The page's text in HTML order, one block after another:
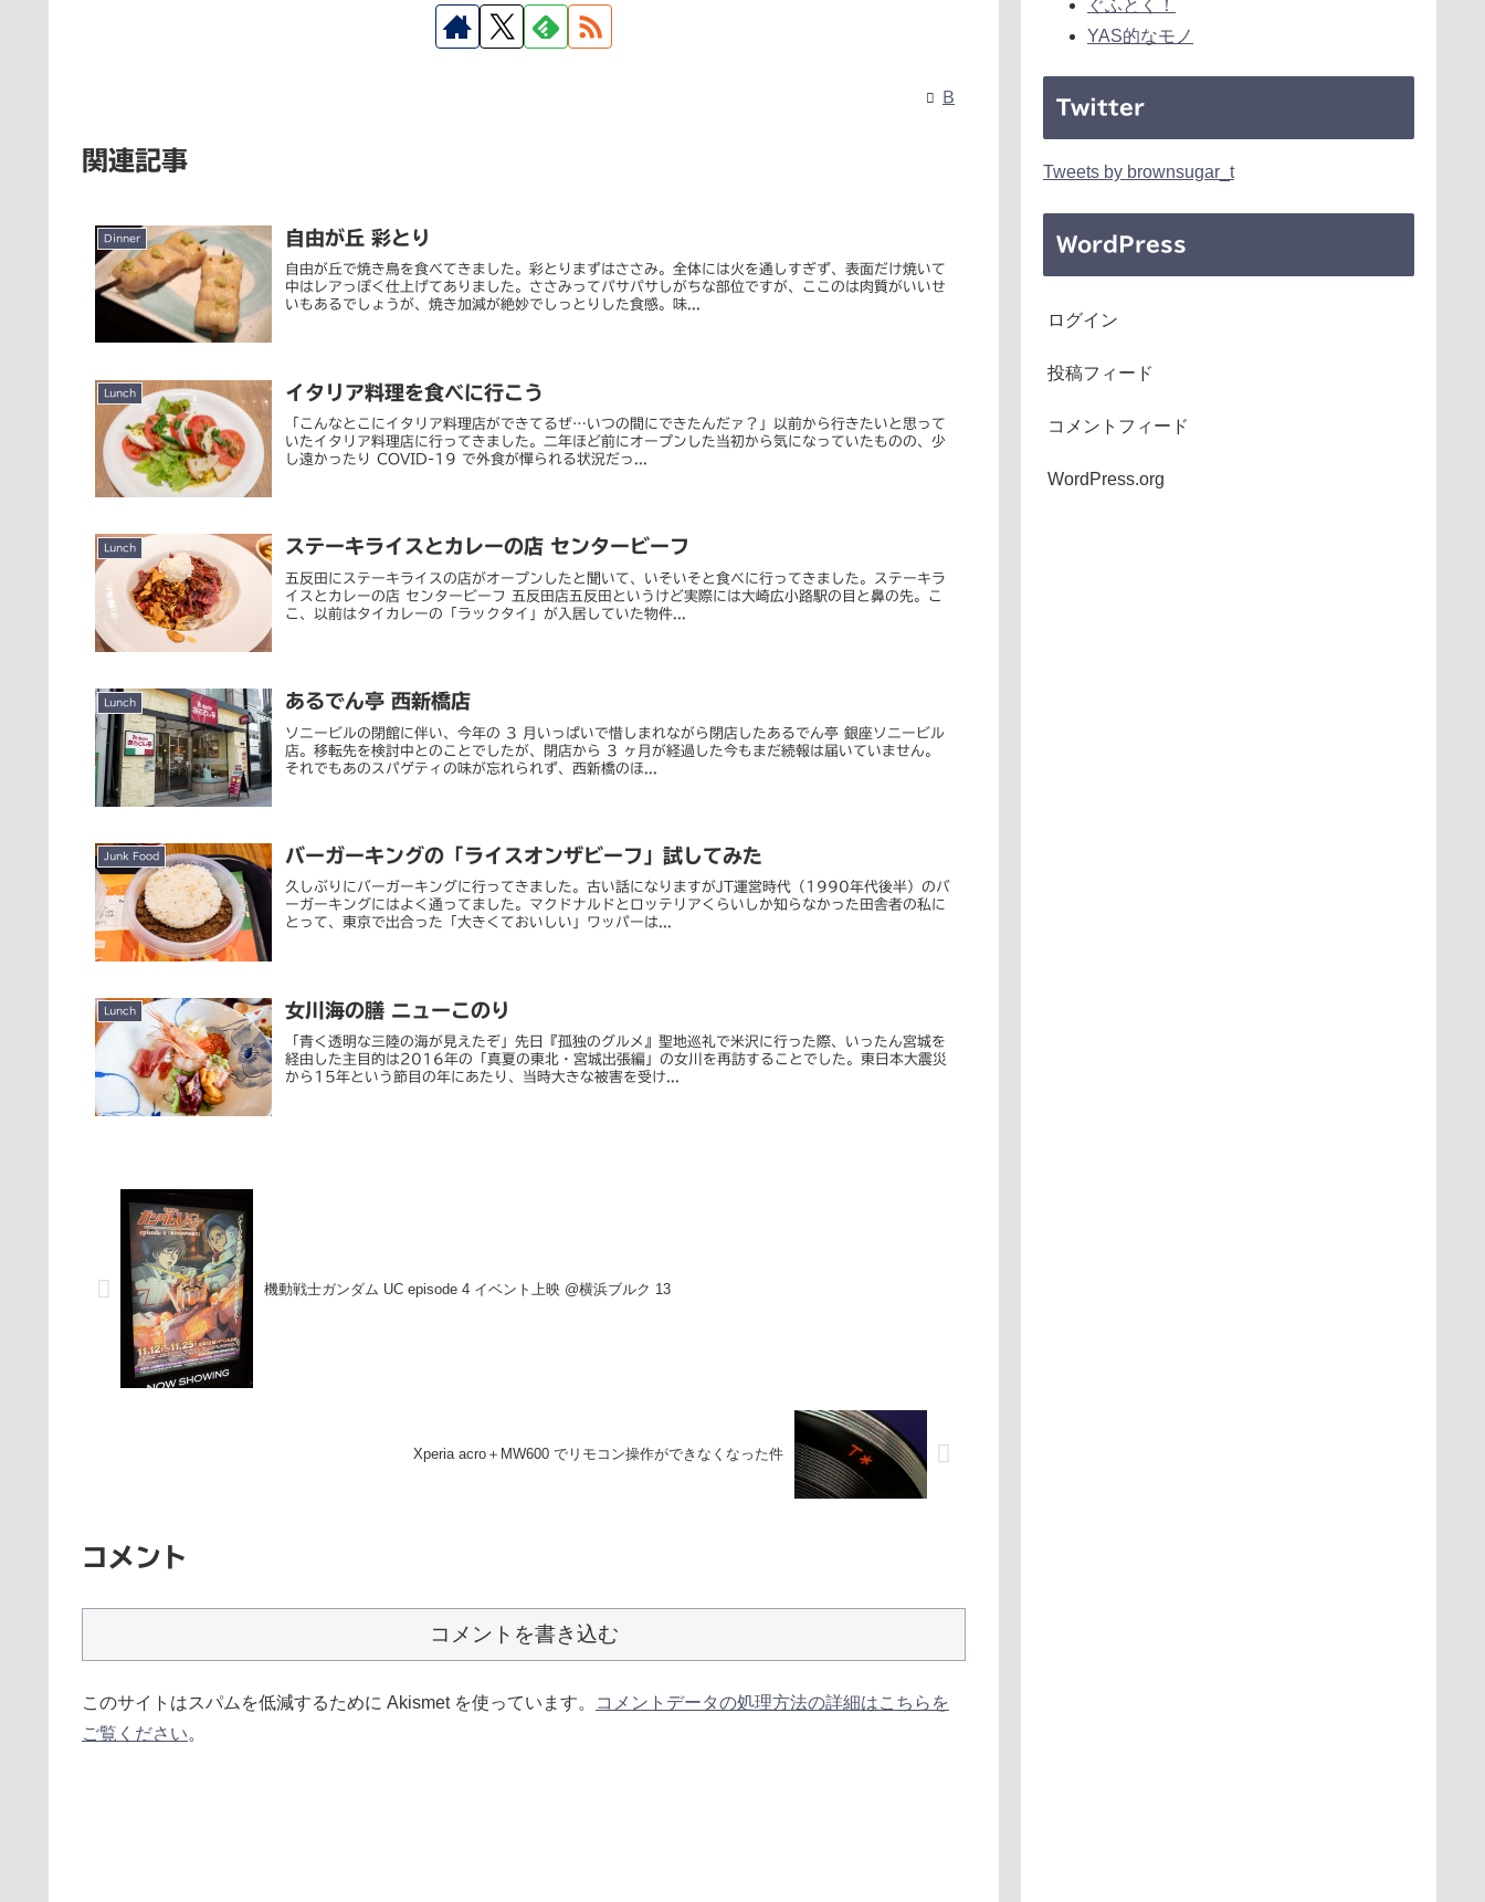
B
関連記事
Dinner 自由が丘 彩とり
自由が丘で焼き鳥を食べてきました。彩とりまずはささみ。全体には火を通しすぎず、表面だけ焼いて
中はレアっぽく仕上げてありました。ささみってパサパサしがちな部位ですが、ここのは肉質がいいせ
いもあるでしょうが、焼き加減が絶妙でしっとりした食感。味...
Lunch イタリア料理を食べに行こう
「こんなとこにイタリア料理店ができてるぜ…いつの間にできたんだァ？」以前から行きたいと思って
いたイタリア料理店に行ってきました。二年ほど前にオープンした当初から気になっていたものの、少
し遠かったり COVID-19 で外食が憚られる状況だっ...
Lunch ステーキライスとカレーの店 センタービーフ
五反田にステーキライスの店がオープンしたと聞いて、いそいそと食べに行ってきました。ステーキラ
イスとカレーの店 センタービーフ 五反田店五反田というけど実際には大崎広小路駅の目と鼻の先。こ
こ、以前はタイカレーの「ラックタイ」が入居していた物件...
Lunch あるでん亭 西新橋店
ソニービルの閉館に伴い、今年の 3 月いっぱいで惜しまれながら閉店したあるでん亭 銀座ソニービル
店。移転先を検討中とのことでしたが、閉店から 3 ヶ月が経過した今もまだ続報は届いていません。
それでもあのスパゲティの味が忘れられず、西新橋のほ...
Junk Food バーガーキングの「ライスオンザビーフ」試してみた
久しぶりにバーガーキングに行ってきました。古い話になりますがJT運営時代（1990年代後半）のバ
ーガーキングにはよく通ってました。マクドナルドとロッテリアくらいしか知らなかった田舎者の私に
とって、東京で出合った「大きくておいしい」ワッパーは...
Lunch 女川海の膳 ニューこのり
「青く透明な三陸の海が見えたぞ」先日『孤独のグルメ』聖地巡礼で米沢に行った際、いったん宮城を
経由した主目的は2016年の「真夏の東北・宮城出張編」の女川を再訪することでした。東日本大震災
から15年という節目の年にあたり、当時大きな被害を受け...
機動戦士ガンダム UC episode 4 イベント上映 @横浜ブルク 13
Xperia acro＋MW600 でリモコン操作ができなくなった件
コメント
コメントを書き込む
このサイトはスパムを低減するために Akismet を使っています。
コメントデータの処理方法の詳細はこちらを
ご覧ください。
ぐふとく！
YAS的なモノ
Twitter
Tweets by brownsugar_t
WordPress
ログイン
投稿フィード
コメントフィード
WordPress.org